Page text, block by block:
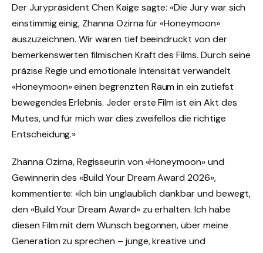
Der Jurypräsident Chen Kaige sagte: «Die Jury war sich
einstimmig einig, Zhanna Ozirna für «Honeymoon»
auszuzeichnen. Wir waren tief beeindruckt von der
bemerkenswerten filmischen Kraft des Films. Durch seine
präzise Regie und emotionale Intensität verwandelt
«Honeymoon» einen begrenzten Raum in ein zutiefst
bewegendes Erlebnis. Jeder erste Film ist ein Akt des
Mutes, und für mich war dies zweifellos die richtige
Entscheidung.»
Zhanna Ozirna, Regisseurin von «Honeymoon» und
Gewinnerin des «Build Your Dream Award 2026»,
kommentierte: «Ich bin unglaublich dankbar und bewegt,
den «Build Your Dream Award» zu erhalten. Ich habe
diesen Film mit dem Wunsch begonnen, über meine
Generation zu sprechen – junge, kreative und